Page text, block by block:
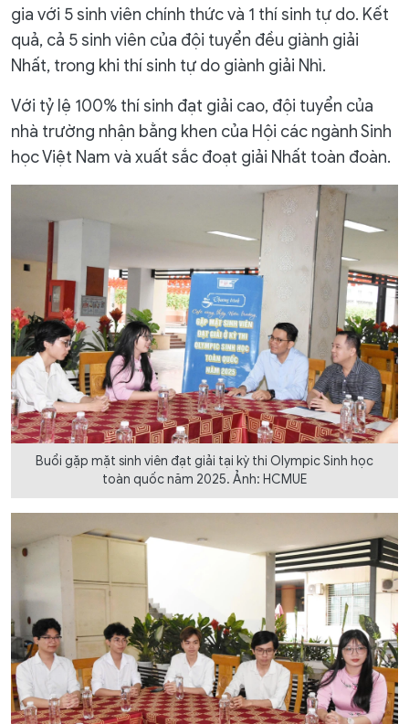
gia với 5 sinh viên chính thức và 1 thí sinh tự do. Kết
quả, cả 5 sinh viên của đội tuyển đều giành giải
Nhất, trong khi thí sinh tự do giành giải Nhì.
Với tỷ lệ 100% thí sinh đạt giải cao, đội tuyển của
nhà trường nhận bằng khen của Hội các ngành Sinh
học Việt Nam và xuất sắc đoạt giải Nhất toàn đoàn.
Buổi gặp mặt sinh viên đạt giải tại kỳ thi Olympic Sinh học
toàn quốc năm 2025. Ảnh: HCMUE